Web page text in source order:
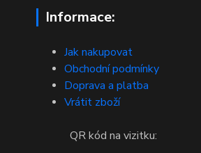
Informace:
Jak nakupovat
Obchodní podmínky
Doprava a platba
Vrátit zboží
QR kód na vizitku: